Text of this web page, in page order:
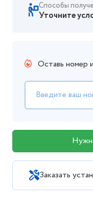
Способы
Уточните
Оставь номер
Заказать